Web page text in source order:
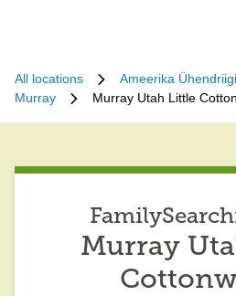
All locations Ameerika
Murray
Murray Utah Little
Murray